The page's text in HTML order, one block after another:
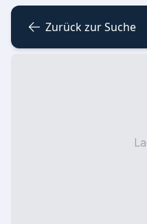
Zurück zur Suche